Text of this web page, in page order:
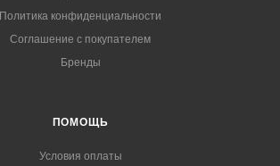
Политика конфиденциальности
Соглашение с покупателем
Бренды
ПОМОЩЬ
Условия оплаты